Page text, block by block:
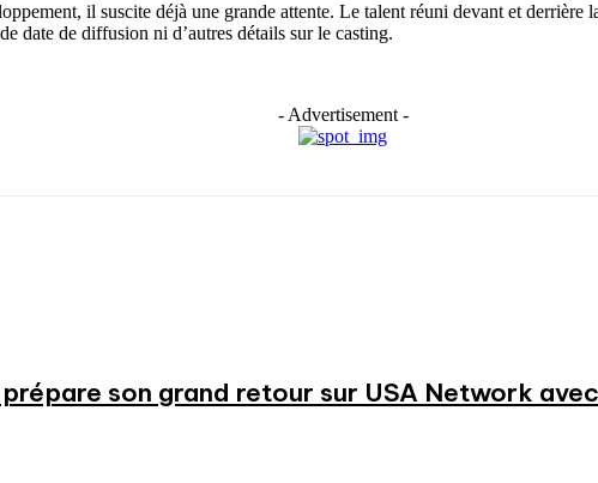
il suscite déjà une grande attente. Le talent réuni devant et derrière
date de diffusion ni d’autres détails sur le casting.
- Advertisement -
son grand retour sur USA Network